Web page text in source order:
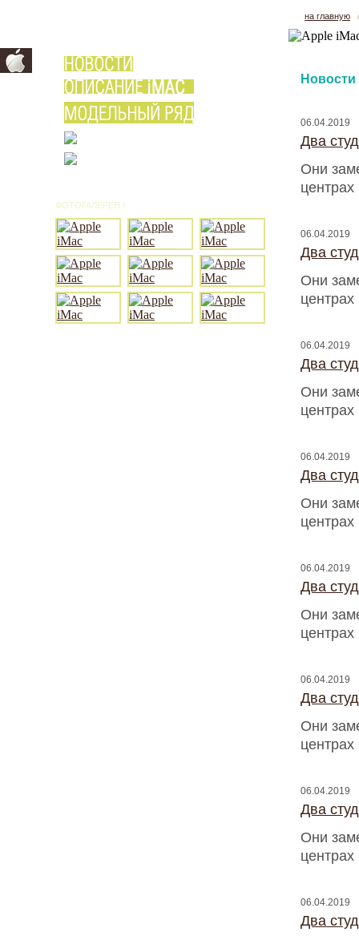
ФОТОГАЛЕРЕЯ /
на главную
Новости
06.04.2019
Два
Они
центрах
06.04.2019
Два
Они
центрах
06.04.2019
Два
Они
центрах
06.04.2019
Два
Они
центрах
06.04.2019
Два
Они
центрах
06.04.2019
Два
Они
центрах
06.04.2019
Два
Они
центрах
06.04.2019
Два